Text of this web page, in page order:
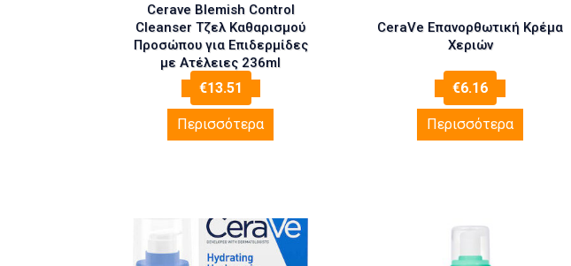
Cerave Blemish Control
Cleanser Τζελ Καθαρισμού
Προσώπου για Επιδερμίδες
με Ατέλειες 236ml
€13.51
Περισσότερα
CeraVe Επανορθωτική Κρέμα
Χεριών
€6.16
Περισσότερα